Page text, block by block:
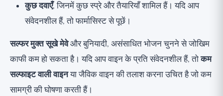
कुछ दवाएँ, जिनमें कुछ स्प्रे और तैयारियाँ शामिल हैं। यदि आप
संवेदनशील हैं, तो फार्मासिस्ट से पूछें।
सल्फर मुक्त सूखे मेवेऔर बुनियादी, असंसाधित भोजन चुनने से जोखिम
काफी कम हो सकता है। यदि आप वाइन के प्रति संवेदनशील हैं, तोकम
सल्फाइट वाली वाइनया जैविक वाइन की तलाश करना उचित है जो कम
सामग्री की घोषणा करती हैं।